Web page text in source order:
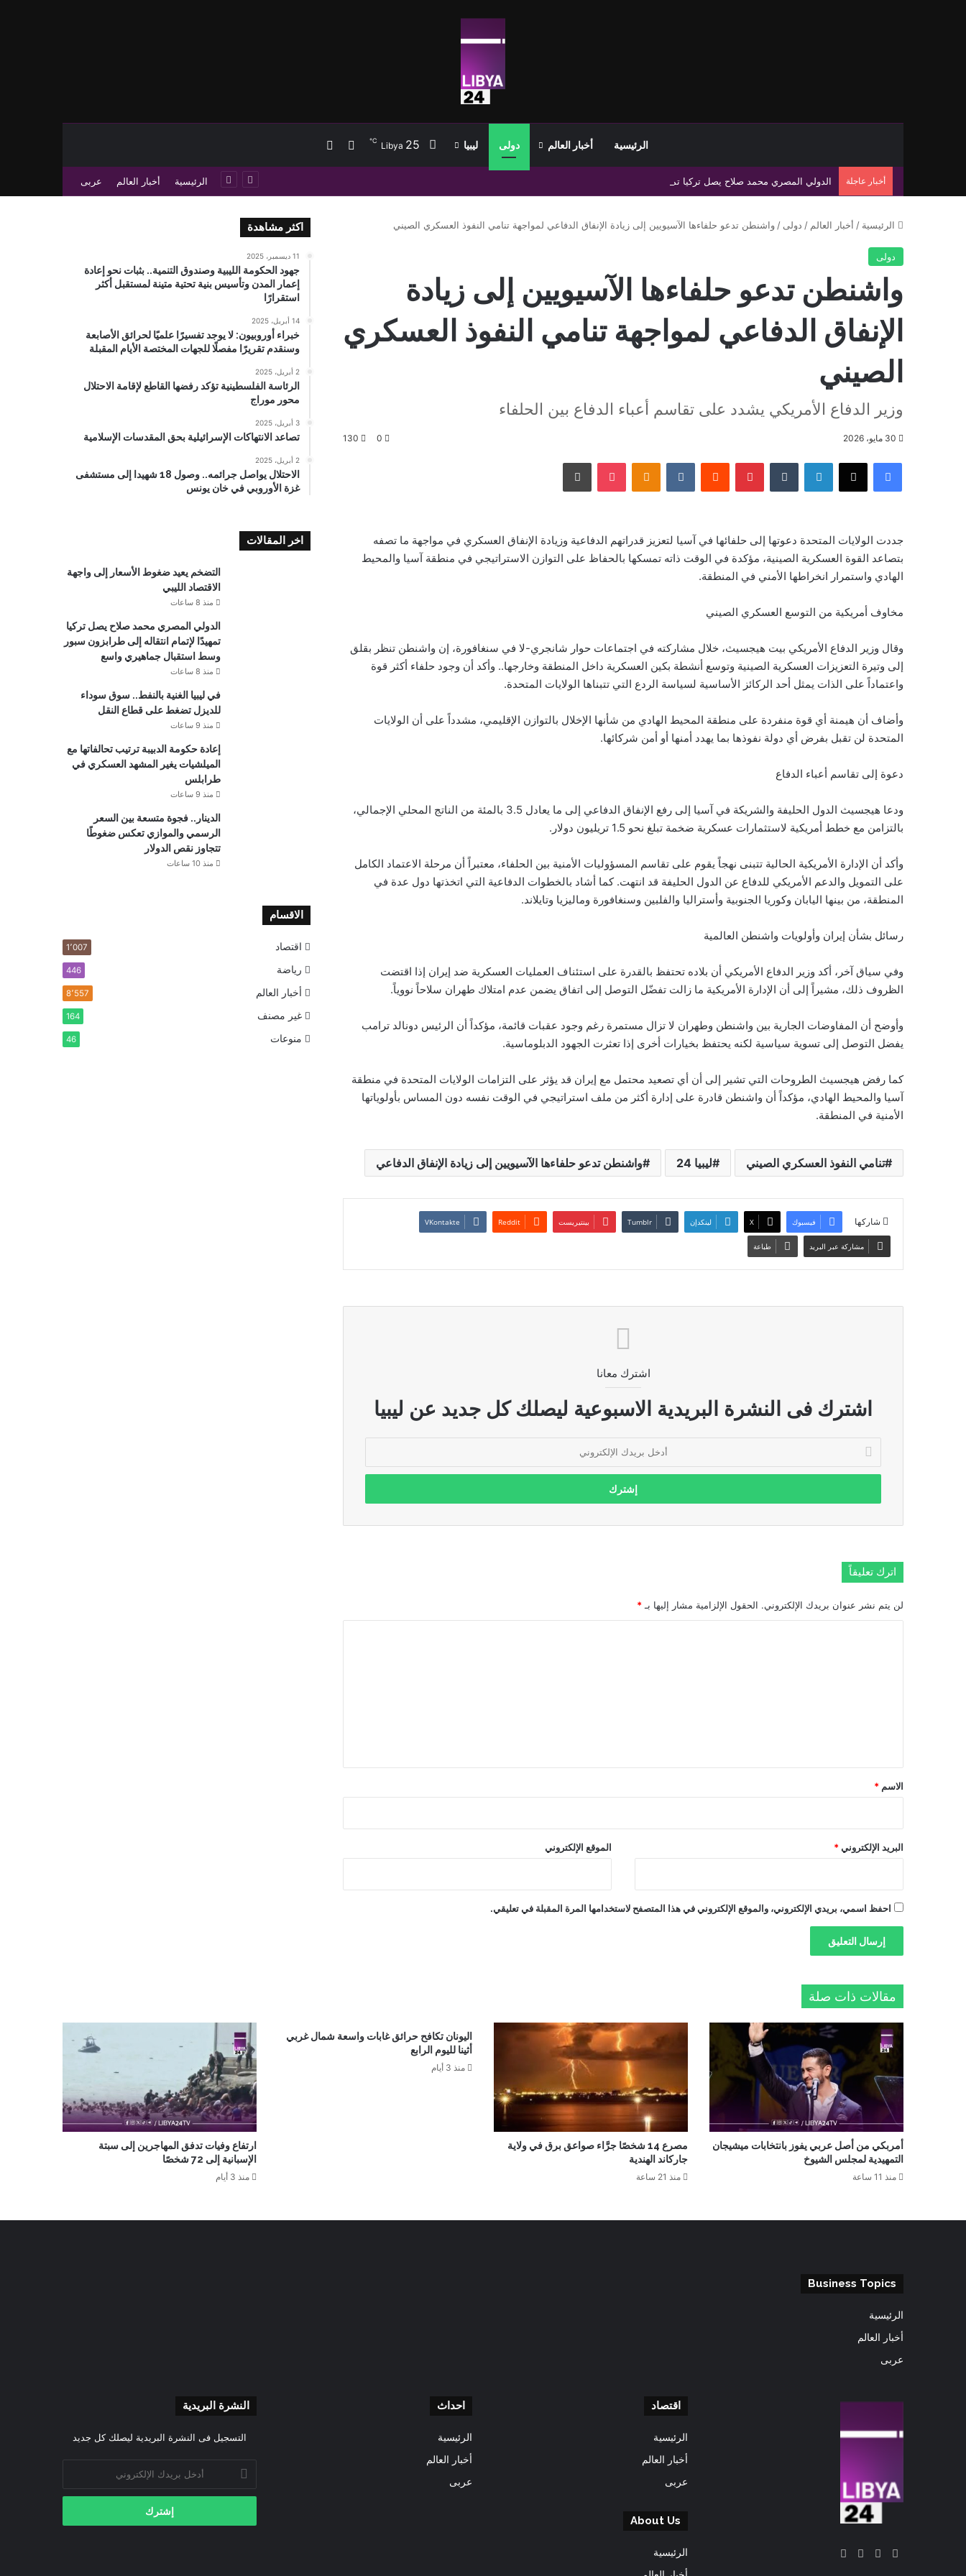
الرئيسية أخبار العالم دولى ليبيا Libya 25
℃ إضافة عمود جانبي
أخبار عاجلة الدولي المصري محمد صلاح يصل تركيا تمهيدًا لإتمام انتقاله إلى طرابزون سبور وسط استقبال جماهيري واسع الرئيسية أخبار العالم عربى
الرئيسية / أخبار العالم / دولى / واشنطن تدعو حلفاءها الآسيويين إلى زيادة الإنفاق الدفاعي لمواجهة تنامي النفوذ العسكري الصيني
دولى
واشنطن تدعو حلفاءها الآسيويين إلى زيادة
الإنفاق الدفاعي لمواجهة تنامي النفوذ العسكري
الصيني
وزير الدفاع الأمريكي يشدد على تقاسم أعباء الدفاع بين الحلفاء
30 مايو، 2026 0
130
فيسبوك ‫X لينكدإن بينتيريست Odnoklassniki
‫Pocket طباعة
جددت الولايات المتحدة دعوتها إلى حلفائها في آسيا لتعزيز قدراتهم الدفاعية وزيادة الإنفاق العسكري في مواجهة ما تصفه
بتصاعد القوة العسكرية الصينية، مؤكدة في الوقت ذاته تمسكها بالحفاظ على التوازن الاستراتيجي في منطقة آسيا والمحيط
الهادي واستمرار انخراطها الأمني في المنطقة.
مخاوف أمريكية من التوسع العسكري الصيني
وقال وزير الدفاع الأمريكي بيت هيجسيث، خلال مشاركته في اجتماعات حوار شانجري-لا في سنغافورة، إن واشنطن تنظر بقلق
إلى وتيرة التعزيزات العسكرية الصينية وتوسع أنشطة بكين العسكرية داخل المنطقة وخارجها.. وأكد أن وجود حلفاء أكثر قوة
واعتماداً على الذات يمثل أحد الركائز الأساسية لسياسة الردع التي تتبناها الولايات المتحدة.
وأضاف أن هيمنة أي قوة منفردة على منطقة المحيط الهادي من شأنها الإخلال بالتوازن الإقليمي، مشدداً على أن الولايات
المتحدة لن تقبل بفرض أي دولة نفوذها بما يهدد أمنها أو أمن شركائها.
دعوة إلى تقاسم أعباء الدفاع
ودعا هيجسيث الدول الحليفة والشريكة في آسيا إلى رفع الإنفاق الدفاعي إلى ما يعادل 3.5 بالمئة من الناتج المحلي الإجمالي،
بالتزامن مع خطط أمريكية لاستثمارات عسكرية ضخمة تبلغ نحو 1.5 تريليون دولار.
وأكد أن الإدارة الأمريكية الحالية تتبنى نهجاً يقوم على تقاسم المسؤوليات الأمنية بين الحلفاء، معتبراً أن مرحلة الاعتماد الكامل
على التمويل والدعم الأمريكي للدفاع عن الدول الحليفة قد انتهت. كما أشاد بالخطوات الدفاعية التي اتخذتها دول عدة في
المنطقة، من بينها اليابان وكوريا الجنوبية وأستراليا والفلبين وسنغافورة وماليزيا وتايلاند.
رسائل بشأن إيران وأولويات واشنطن العالمية
وفي سياق آخر، أكد وزير الدفاع الأمريكي أن بلاده تحتفظ بالقدرة على استئناف العمليات العسكرية ضد إيران إذا اقتضت
الظروف ذلك، مشيراً إلى أن الإدارة الأمريكية ما زالت تفضّل التوصل إلى اتفاق يضمن عدم امتلاك طهران سلاحاً نووياً.
وأوضح أن المفاوضات الجارية بين واشنطن وطهران لا تزال مستمرة رغم وجود عقبات قائمة، مؤكداً أن الرئيس دونالد ترامب
يفضل التوصل إلى تسوية سياسية لكنه يحتفظ بخيارات أخرى إذا تعثرت الجهود الدبلوماسية.
كما رفض هيجسيث الطروحات التي تشير إلى أن أي تصعيد محتمل مع إيران قد يؤثر على التزامات الولايات المتحدة في منطقة
آسيا والمحيط الهادي، مؤكداً أن واشنطن قادرة على إدارة أكثر من ملف استراتيجي في الوقت نفسه دون المساس بأولوياتها
الأمنية في المنطقة.
تنامي النفوذ العسكري الصيني ليبيا 24 واشنطن تدعو حلفاءها الآسيويين إلى زيادة الإنفاق الدفاعي
شاركها فيسبوك ‫X لينكدإن بينتيريست
مشاركة عبر البريد طباعة
اشترك معانا
اشترك فى النشرة البريدية الاسبوعية ليصلك كل جديد عن ليبيا
بريدك
الإلكتروني
اترك تعليقاً
لن يتم نشر عنوان بريدك الإلكتروني. الحقول الإلزامية مشار إليها بـ *
*
الاسم *
البريد الإلكتروني * الموقع الإلكتروني
احفظ اسمي، بريدي الإلكتروني، والموقع الإلكتروني في هذا المتصفح لاستخدامها المرة المقبلة في تعليقي.
اكثر مشاهدة
11 ديسمبر، 2025
جهود الحكومة الليبية وصندوق التنمية.. بثبات نحو إعادة
إعمار المدن وتأسيس بنية تحتية متينة لمستقبل أكثر
استقرارًا
14 أبريل، 2025
خبراء أوروبيون: لا يوجد تفسيرًا علميًا لحرائق الأصابعة
وسنقدم تقريرًا مفصلًا للجهات المختصة الأيام المقبلة
2 أبريل، 2025
الرئاسة الفلسطينية تؤكد رفضها القاطع لإقامة الاحتلال
محور موراج
3 أبريل، 2025
تصاعد الانتهاكات الإسرائيلية بحق المقدسات الإسلامية
2 أبريل، 2025
الاحتلال يواصل جرائمه.. وصول 18 شهيدا إلى مستشفى
غزة الأوروبي في خان يونس
اخر المقالات
التضخم يعيد ضغوط الأسعار إلى واجهة
الاقتصاد الليبي
منذ 8 ساعات
الدولي المصري محمد صلاح يصل تركيا
تمهيدًا لإتمام انتقاله إلى طرابزون سبور
وسط استقبال جماهيري واسع
منذ 8 ساعات
في ليبيا الغنية بالنفط.. سوق سوداء
للديزل تضغط على قطاع النقل
منذ 9 ساعات
إعادة حكومة الدبيبة ترتيب تحالفاتها مع
الميلشيات يغير المشهد العسكري في
طرابلس
منذ 9 ساعات
الدينار.. فجوة متسعة بين السعر
الرسمي والموازي تعكس ضغوطًا
تتجاوز نقص الدولار
منذ 10 ساعات
الاقسام
اقتصاد 1٬007
رياضة 446
أخبار العالم 8٬557
غير مصنف 164
منوعات 46
مقالات ذات صلة
أمربكي من أصل عربي يفوز بانتخابات ميشيجان
التمهيدية لمجلس الشيوخ
منذ 11 ساعة
مصرع 14 شخصًا جرَّاء صواعق برق في ولاية
جاركاند الهندية
منذ 21 ساعة
اليونان تكافح حرائق غابات واسعة شمال غربي
أثينا لليوم الرابع
منذ 3 أيام
ارتفاع وفيات تدفق المهاجرين إلى سبتة
الإسبانية إلى 72 شخصًا
منذ 3 أيام
Business Topics
الرئيسية
أخبار العالم
عربى
فيسبوك
‫X
‫YouTube
اقتصاد
الرئيسية
أخبار العالم
عربى
About Us
الرئيسية
احداث
الرئيسية
أخبار العالم
عربى
النشرة البريدية
التسجيل فى النشرة البريدية ليصلك كل جديد
أدخل
بريدك
الإلكتروني